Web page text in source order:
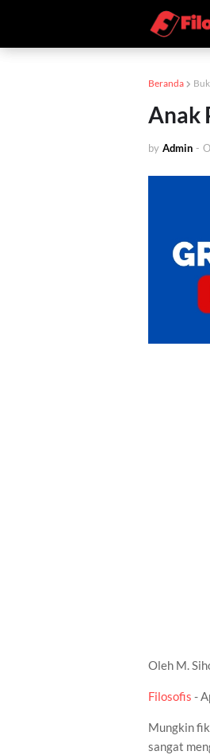
Beranda
Anak
by Admin -
Oleh M.
Filosofis -
Mungkin
sangat